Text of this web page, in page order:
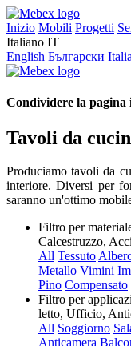
Inizio Mobili Progetti
Italiano IT
English Български
Condividere la pagina
Tavoli da
Produciamo tavoli da
interiore. Diversi per
saranno un'ottimo
Filtro per
Calcestruzzo,
All Tessuto
Metallo Vimini
Pino Compensato
Filtro per
letto, Ufficio,
All Soggiorno
Anticamera